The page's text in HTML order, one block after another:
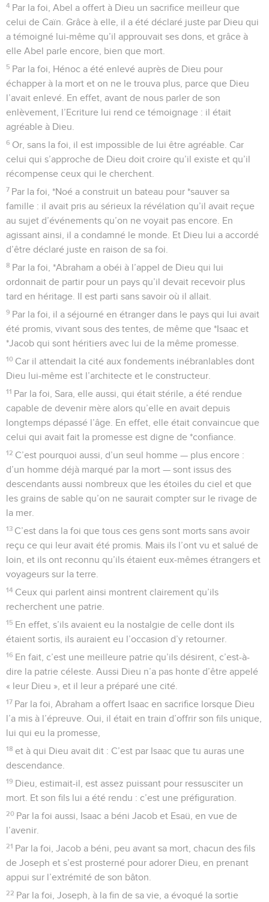
4 Par la foi, Abel a offert à Dieu un sacrifice meilleur que
celui de Caïn. Grâce à elle, il a été déclaré juste par Dieu qui
a témoigné lui-même qu’il approuvait ses dons, et grâce à
elle Abel parle encore, bien que mort.
5 Par la foi, Hénoc a été enlevé auprès de Dieu pour
échapper à la mort et on ne le trouva plus, parce que Dieu
l’avait enlevé. En effet, avant de nous parler de son
enlèvement, l’Ecriture lui rend ce témoignage : il était
agréable à Dieu.
6 Or, sans la foi, il est impossible de lui être agréable. Car
celui qui s’approche de Dieu doit croire qu’il existe et qu’il
récompense ceux qui le cherchent.
7 Par la foi, *Noé a construit un bateau pour *sauver sa
famille : il avait pris au sérieux la révélation qu’il avait reçue
au sujet d’événements qu’on ne voyait pas encore. En
agissant ainsi, il a condamné le monde. Et Dieu lui a accordé
d’être déclaré juste en raison de sa foi.
8 Par la foi, *Abraham a obéi à l’appel de Dieu qui lui
ordonnait de partir pour un pays qu’il devait recevoir plus
tard en héritage. Il est parti sans savoir où il allait.
9 Par la foi, il a séjourné en étranger dans le pays qui lui avait
été promis, vivant sous des tentes, de même que *Isaac et
*Jacob qui sont héritiers avec lui de la même promesse.
10 Car il attendait la cité aux fondements inébranlables dont
Dieu lui-même est l’architecte et le constructeur.
11 Par la foi, Sara, elle aussi, qui était stérile, a été rendue
capable de devenir mère alors qu’elle en avait depuis
longtemps dépassé l’âge. En effet, elle était convaincue que
celui qui avait fait la promesse est digne de *confiance.
12 C’est pourquoi aussi, d’un seul homme — plus encore :
d’un homme déjà marqué par la mort — sont issus des
descendants aussi nombreux que les étoiles du ciel et que
les grains de sable qu’on ne saurait compter sur le rivage de
la mer.
13 C’est dans la foi que tous ces gens sont morts sans avoir
reçu ce qui leur avait été promis. Mais ils l’ont vu et salué de
loin, et ils ont reconnu qu’ils étaient eux-mêmes étrangers et
voyageurs sur la terre.
14 Ceux qui parlent ainsi montrent clairement qu’ils
recherchent une patrie.
15 En effet, s’ils avaient eu la nostalgie de celle dont ils
étaient sortis, ils auraient eu l’occasion d’y retourner.
16 En fait, c’est une meilleure patrie qu’ils désirent, c’est-à-
dire la patrie céleste. Aussi Dieu n’a pas honte d’être appelé
« leur Dieu », et il leur a préparé une cité.
17 Par la foi, Abraham a offert Isaac en sacrifice lorsque Dieu
l’a mis à l’épreuve. Oui, il était en train d’offrir son fils unique,
lui qui eu la promesse,
18 et à qui Dieu avait dit : C’est par Isaac que tu auras une
descendance.
19 Dieu, estimait-il, est assez puissant pour ressusciter un
mort. Et son fils lui a été rendu : c’est une préfiguration.
20 Par la foi aussi, Isaac a béni Jacob et Esaü, en vue de
l’avenir.
21 Par la foi, Jacob a béni, peu avant sa mort, chacun des fils
de Joseph et s’est prosterné pour adorer Dieu, en prenant
appui sur l’extrémité de son bâton.
22 Par la foi, Joseph, à la fin de sa vie, a évoqué la sortie